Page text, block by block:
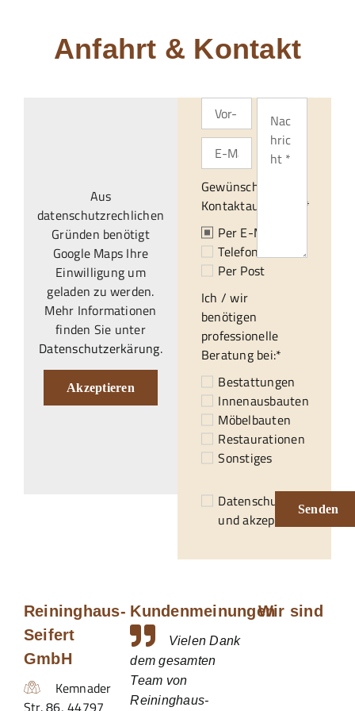
Anfahrt & Kontakt
Aus
datenschutzrechlichen
Gründen benötigt
Google Maps Ihre
Einwilligung um
geladen zu werden.
Mehr Informationen
finden Sie unter
Datenschutzerkärung.
Akzeptieren
Gewünschte
Kontaktaufnahme:*
Per E-Mail
Telefonisch
Per Post
Ich / wir
benötigen
professionelle
Beratung bei:*
Bestattungen
Innenausbauten
Möbelbauten
Restaurationen
Sonstiges
Datenschutzerklärung
und akzeptiert.*
Senden
Reininghaus-
Seifert
GmbH
Kemnader
Str. 86,44797
Kundenmeinungen
Vielen Dank
dem gesamten
Team von
Reininghaus-
Wir sind